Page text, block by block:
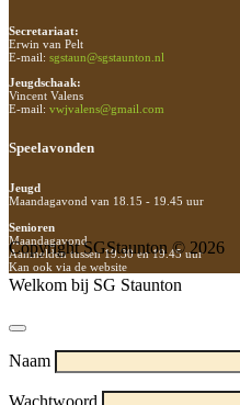
Secretariaat:
Erwin van Pelt
E-mail: sgstaun@sgstaunton.nl
Jeugdschaak:
Vincent Valens
E-mail: vwjvalens@gmail.com
Speelavonden
Jeugd
Maandagavond van 18.15 - 19.45 uur
Senioren
Maandagavond
Aanmelden tussen 19.30 en 19.45 uur
Kan ook via de website
Copyright SGStaunton © 2026
Welkom bij SG Staunton
Naam
Wachtwoord